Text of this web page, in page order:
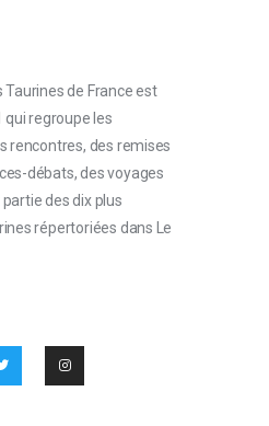
Taurines de France est
qui regroupe les
rencontres, des remises
débats, des voyages
des dix plus
répertoriées dans Le